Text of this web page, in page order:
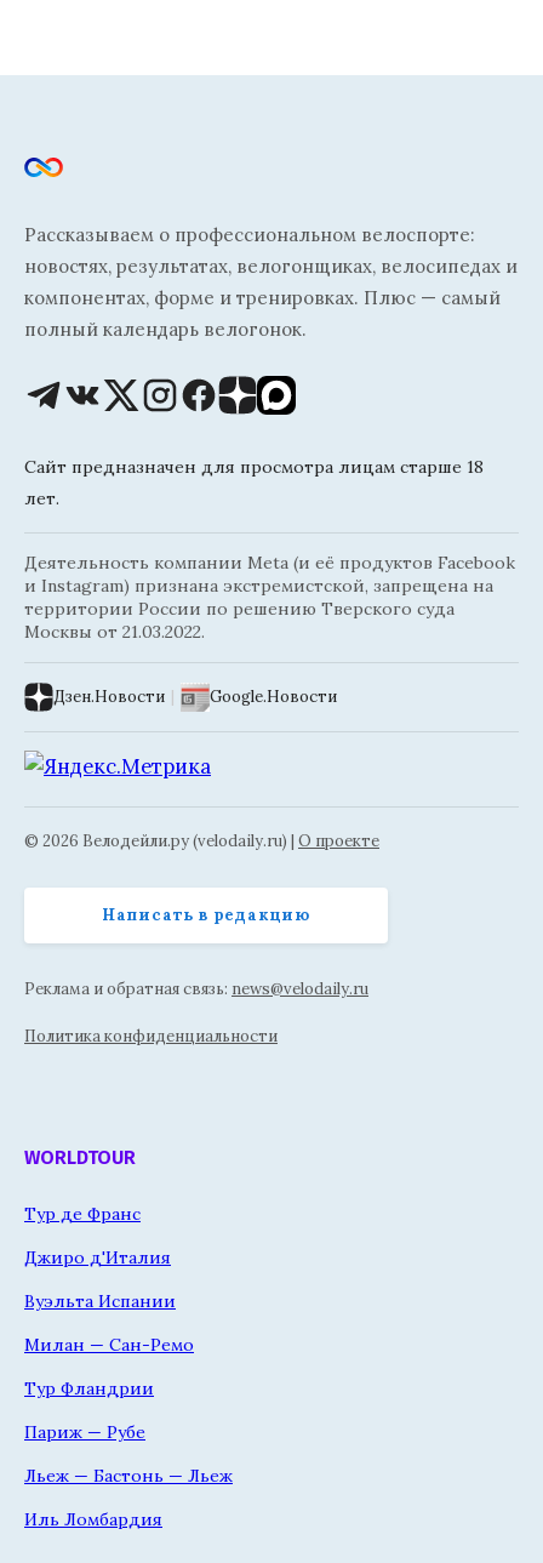
Рассказываем о профессиональном велоспорте:
новостях, результатах, велогонщиках, велосипедах и
компонентах, форме и тренировках. Плюс — самый
полный календарь велогонок.
Сайт предназначен для просмотра лицам старше 18
лет.
Деятельность компании Meta (и её продуктов Facebook
и Instagram) признана экстремистской, запрещена на
территории России по решению Тверского суда
Москвы от 21.03.2022.
Дзен.Новости | Google.Новости
© 2026 Велодейли.ру (velodaily.ru) | О проекте
Написать в редакцию
Реклама и обратная связь: news@velodaily.ru
Политика конфиденциальности
WORLDTOUR
Тур де Франс
Джиро д'Италия
Вуэльта Испании
Милан — Сан-Ремо
Тур Фландрии
Париж — Рубе
Льеж — Бастонь — Льеж
Иль Ломбардия